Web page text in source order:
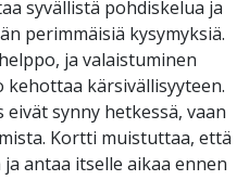
syvällistä pohdiskelua ja
perimmäisiä kysymyksiä.
ja valaistuminen
kärsivällisyyteen.
synny hetkessä, vaan
Kortti muistuttaa, että
antaa itselle aikaa ennen